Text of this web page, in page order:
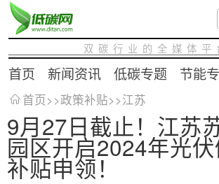
双碳行业的全媒体平
首页 新闻资讯 低碳专题 节能
首页>>政策补贴>>江苏
9月27日截止！江苏
园区开启2024年光
补贴申领！